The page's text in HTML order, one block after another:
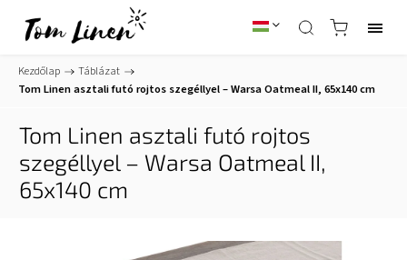
Kezdőlap / Táblázat /
Tom Linen asztali futó rojtos szegéllyel – Warsa Oatmeal II, 65x140 cm
Tom Linen asztali futó rojtos
szegéllyel – Warsa Oatmeal II,
65x140 cm